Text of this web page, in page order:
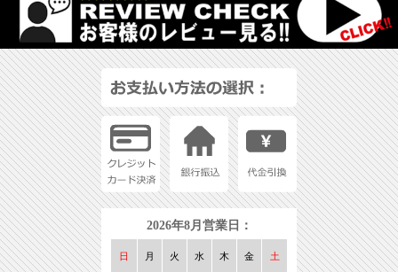
2026年8月営業日：
日 月 火 水 木 金 土